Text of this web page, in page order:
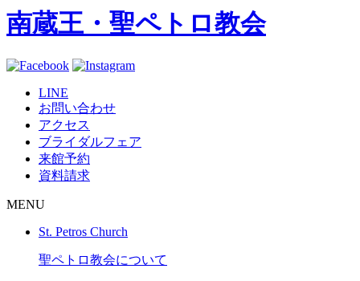
南蔵王・聖ペトロ教会
LINE
お問い合わせ
アクセス
ブライダルフェア
来館予約
資料請求
MENU
St. Petros Church
聖ペトロ教会について